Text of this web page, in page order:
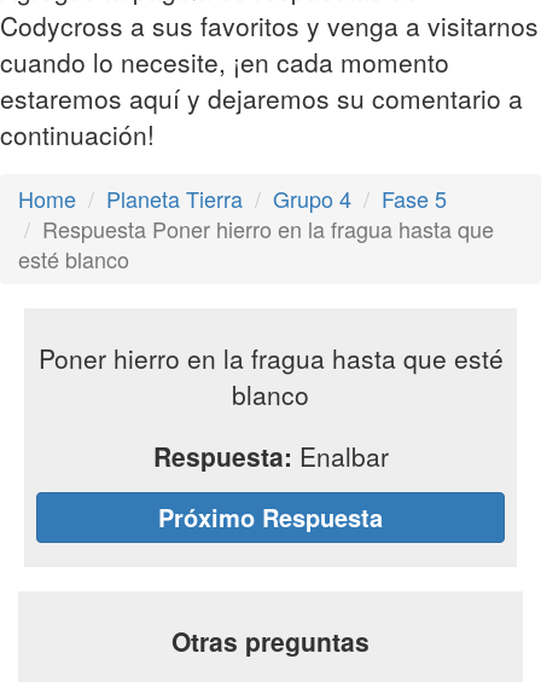
Codycross a sus favoritos y venga a visitarnos
cuando lo necesite, ¡en cada momento
estaremos aquí y dejaremos su comentario a
continuación!
Home Planeta Tierra Grupo 4
Fase 5
Respuesta Poner hierro en la fragua hasta que
esté blanco
Poner hierro en la fragua hasta que esté
blanco
Respuesta: Enalbar
Próximo Respuesta
Otras preguntas